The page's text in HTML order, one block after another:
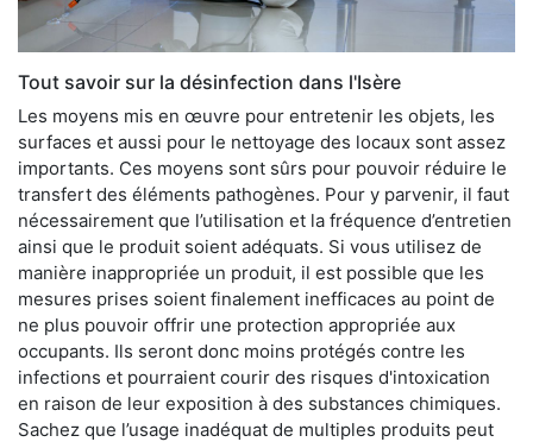
Tout savoir sur la désinfection dans l'Isère
Les moyens mis en œuvre pour entretenir les objets, les
surfaces et aussi pour le nettoyage des locaux sont assez
importants. Ces moyens sont sûrs pour pouvoir réduire le
transfert des éléments pathogènes. Pour y parvenir, il faut
nécessairement que l’utilisation et la fréquence d’entretien
ainsi que le produit soient adéquats. Si vous utilisez de
manière inappropriée un produit, il est possible que les
mesures prises soient finalement inefficaces au point de
ne plus pouvoir offrir une protection appropriée aux
occupants. Ils seront donc moins protégés contre les
infections et pourraient courir des risques d'intoxication
en raison de leur exposition à des substances chimiques.
Sachez que l’usage inadéquat de multiples produits peut